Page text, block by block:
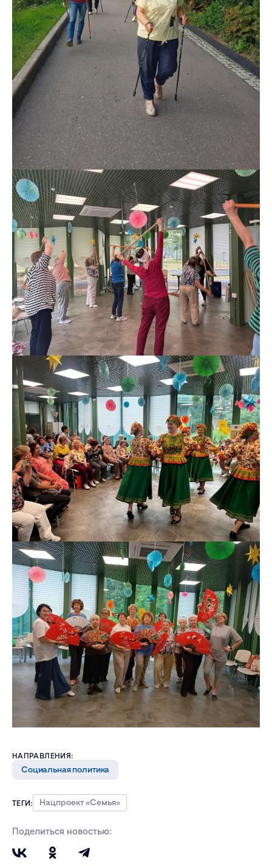
НАПРАВЛЕНИЯ:
Социальная политика
ТЕГИ: Нацпроект «Семья»
Поделиться новостью: